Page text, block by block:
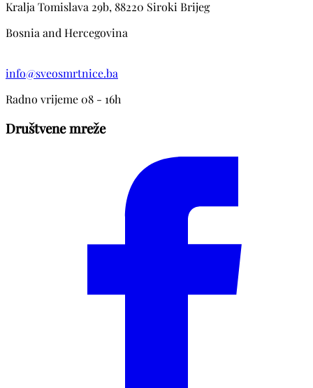
Kralja Tomislava 29b, 88220 Siroki Brijeg
Bosnia and Hercegovina
info@sveosmrtnice.ba
Radno vrijeme 08 - 16h
Društvene mreže